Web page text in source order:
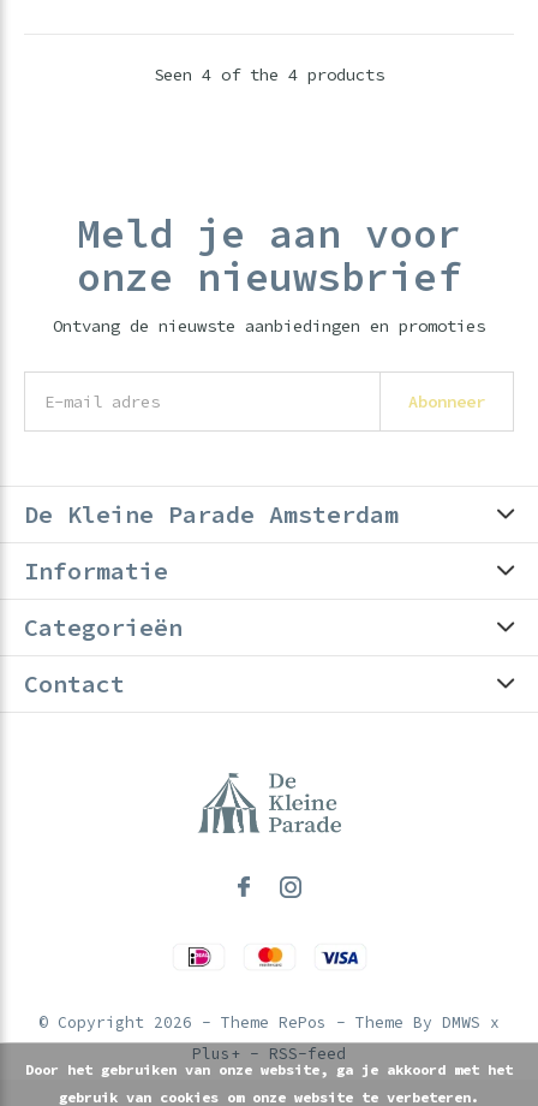
Seen 4 of the 4 products
Meld je aan voor
onze nieuwsbrief
Ontvang de nieuwste aanbiedingen en promoties
Abonneer
De Kleine Parade Amsterdam
Informatie
Categorieën
Contact
© Copyright 2026 - Theme RePos - Theme By DMWS x
Plus+ - RSS-feed
Door het gebruiken van onze website, ga je akkoord met het
gebruik van cookies om onze website te verbeteren.